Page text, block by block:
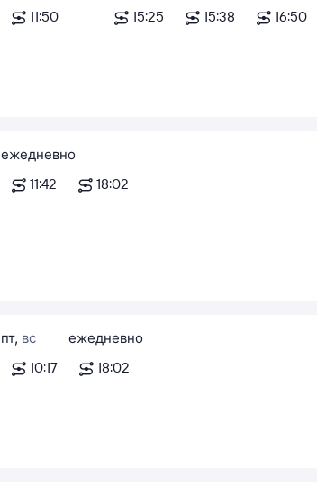
11:50
15:25
15:38
16:50
ежедневно
11:42
18:02
пт, вс
10:17
ежедневно
18:02